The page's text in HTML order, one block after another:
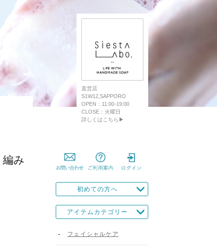
直営店
S1W12,SAPPORO
OPEN：11:00-19:00
CLOSE：火曜日
詳しくはこちら▶
み
初めての方へ
アイテムカテゴリー
フェイシャルケア